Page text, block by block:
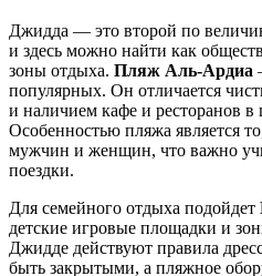
Джидда — это второй по
и здесь можно найти как
зоны отдыха. Пляж Аль-Ардиа
популярных. Он отличается
и наличием кафе и ресторанов в
Особенностью пляжа является
мужчин и женщин, что важно
поездки.
Для семейного отдыха подойдет
детские игровые площадки и
Джидде действуют правила
быть закрытыми, а пляжное